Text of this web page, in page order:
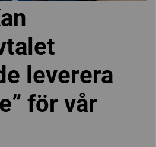
leverera
för vår